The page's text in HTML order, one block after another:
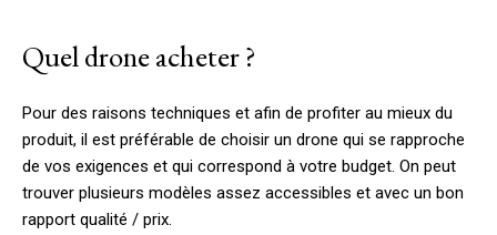
Quel drone acheter ?
Pour des raisons techniques et afin de profiter au mieux du
produit, il est préférable de choisir un drone qui se rapproche
de vos exigences et qui correspond à votre budget. On peut
trouver plusieurs modèles assez accessibles et avec un bon
rapport qualité / prix.